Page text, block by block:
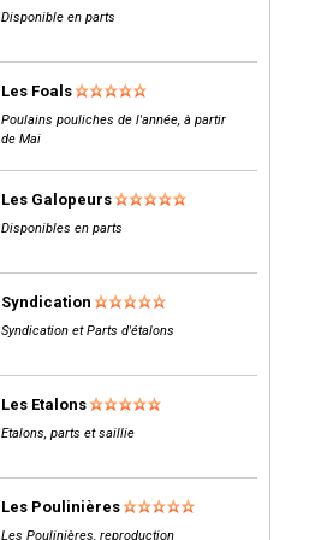
Disponible en parts
Les Foals
Poulains pouliches de l'année, à partir
de Mai
Les Galopeurs
Disponibles en parts
Syndication
Syndication et Parts d'étalons
Les Etalons
Etalons, parts et saillie
Les Poulinières
Les Poulinières, reproduction